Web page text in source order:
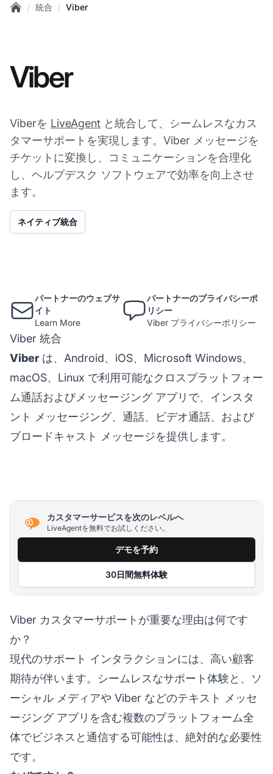
/ 統合 / Viber
Viber
Viberを LiveAgent と統合して、シームレスなカス
タマーサポートを実現します。Viber メッセージを
チケットに変換し、コミュニケーションを合理化
し、ヘルプデスク ソフトウェアで効率を向上させ
ます。
ネイティブ統合
パートナーのウェブサ
イト
Learn More
パートナーのプライバシーポ
リシー
Viber プライバシーポリシー
Viber 統合
Viberは、Android、iOS、Microsoft Windows、
macOS、Linux で利用可能なクロスプラットフォー
ム通話およびメッセージング アプリで、インスタ
ント メッセージング、通話、ビデオ通話、および
ブロードキャスト メッセージを提供します。
カスタマーサービスを次のレベルへ
LiveAgentを無料でお試しください。
デモを予約
30日間無料体験
Viber カスタマーサポートが重要な理由は何です
か？
現代のサポート インタラクションには、高い顧客
期待が伴います。シームレスなサポート体験と、ソ
ーシャル メディアや Viber などのテキスト メッセ
ージング アプリを含む複数のプラットフォーム全
体でビジネスと通信する可能性は、絶対的な必要性
です。